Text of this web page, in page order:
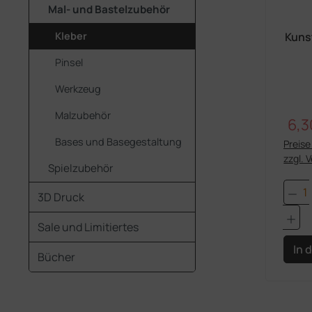
Mal- und Bastelzubehör
Kleber
Pinsel
Werkzeug
Malzubehör
Bases und Basegestaltung
Spielzubehör
3D Druck
Sale und Limitiertes
Bücher
zzgl.
In